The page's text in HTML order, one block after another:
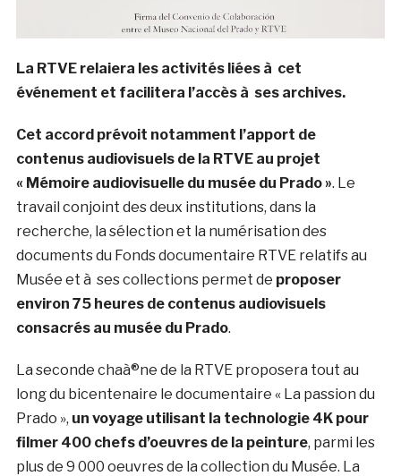
La RTVE relaiera les activités liées à cet
événement et facilitera l’accès à ses archives.
Cet accord prévoit notamment l’apport de
contenus audiovisuels de la RTVE au projet
« Mémoire audiovisuelle du musée du Prado ». Le
travail conjoint des deux institutions, dans la
recherche, la sélection et la numérisation des
documents du Fonds documentaire RTVE relatifs au
Musée et à ses collections permet de proposer
environ 75 heures de contenus audiovisuels
consacrés au musée du Prado.
La seconde chaà®ne de la RTVE proposera tout au
long du bicentenaire le documentaire « La passion du
Prado », un voyage utilisant la technologie 4K pour
filmer 400 chefs d’oeuvres de la peinture, parmi les
plus de 9 000 oeuvres de la collection du Musée. La